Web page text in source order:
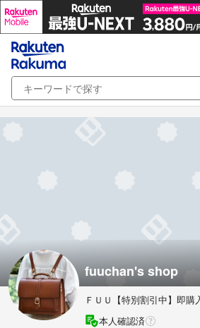
fuuchan's shop
ＦＵＵ【特別割引中】即購
本人確認済